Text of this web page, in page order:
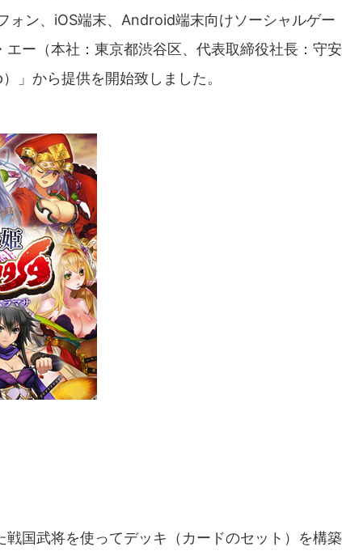
ォン、iOS端末、Android端末向けソーシャルゲー
ー（本社：東京都渋谷区、代表取締役社長：守安
」から提供を開始致しました。
国武将を使ってデッキ（カードのセット）を構築